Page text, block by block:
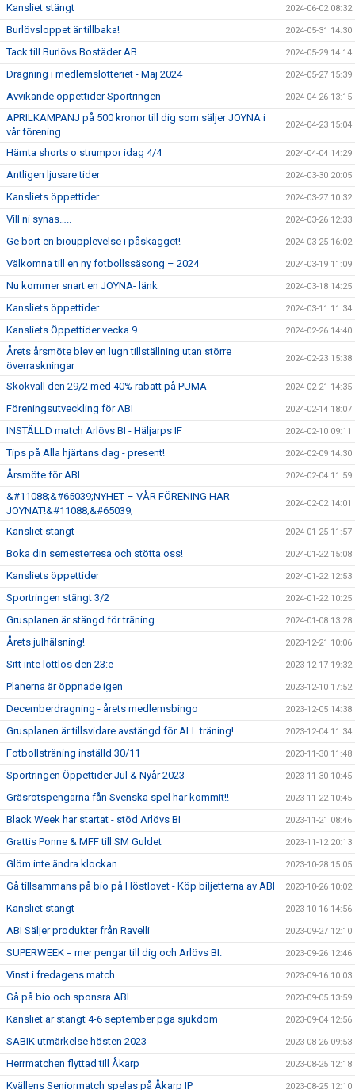
Kansliet stängt 2024-06-02 08:32
Burlövsloppet är tillbaka! 2024-05-31 14:30
Tack till Burlövs Bostäder AB 2024-05-29 14:14
Dragning i medlemslotteriet - Maj 2024 2024-05-27 15:39
Avvikande öppettider Sportringen 2024-04-26 13:15
APRILKAMPANJ på 500 kronor till dig som säljer JOYNA i
vår förening
2024-04-23 15:04
Hämta shorts o strumpor idag 4/4 2024-04-04 14:29
Äntligen ljusare tider 2024-03-30 20:05
Kansliets öppettider 2024-03-27 10:32
Vill ni synas….. 2024-03-26 12:33
Ge bort en bioupplevelse i påskägget! 2024-03-25 16:02
Välkomna till en ny fotbollssäsong – 2024 2024-03-19 11:09
Nu kommer snart en JOYNA- länk 2024-03-18 14:25
Kansliets öppettider 2024-03-11 11:34
Kansliets Öppettider vecka 9 2024-02-26 14:40
Årets årsmöte blev en lugn tillställning utan större
överraskningar
2024-02-23 15:38
Skokväll den 29/2 med 40% rabatt på PUMA 2024-02-21 14:35
Föreningsutveckling för ABI 2024-02-14 18:07
INSTÄLLD match Arlövs BI - Häljarps IF 2024-02-10 09:11
Tips på Alla hjärtans dag - present! 2024-02-09 14:30
Årsmöte för ABI 2024-02-04 11:59
&#11088;&#65039;NYHET – VÅR FÖRENING HAR
JOYNAT!&#11088;&#65039;
2024-02-02 14:01
Kansliet stängt 2024-01-25 11:57
Boka din semesterresa och stötta oss! 2024-01-22 15:08
Kansliets öppettider 2024-01-22 12:53
Sportringen stängt 3/2 2024-01-22 10:25
Grusplanen är stängd för träning 2024-01-08 13:28
Årets julhälsning! 2023-12-21 10:06
Sitt inte lottlös den 23:e 2023-12-17 19:32
Planerna är öppnade igen 2023-12-10 17:52
Decemberdragning - årets medlemsbingo 2023-12-05 14:38
Grusplanen är tillsvidare avstängd för ALL träning! 2023-12-04 11:34
Fotbollsträning inställd 30/11 2023-11-30 11:48
Sportringen Öppettider Jul & Nyår 2023 2023-11-30 10:45
Gräsrotspengarna fån Svenska spel har kommit!! 2023-11-22 10:45
Black Week har startat - stöd Arlövs BI 2023-11-21 08:46
Grattis Ponne & MFF till SM Guldet 2023-11-12 20:13
Glöm inte ändra klockan… 2023-10-28 15:05
Gå tillsammans på bio på Höstlovet - Köp biljetterna av ABI 2023-10-26 10:02
Kansliet stängt 2023-10-16 14:56
ABI Säljer produkter från Ravelli 2023-09-27 12:10
SUPERWEEK = mer pengar till dig och Arlövs BI. 2023-09-26 12:46
Vinst i fredagens match 2023-09-16 10:03
Gå på bio och sponsra ABI 2023-09-05 13:59
Kansliet är stängt 4-6 september pga sjukdom 2023-09-04 12:56
SABIK utmärkelse hösten 2023 2023-08-26 09:53
Herrmatchen flyttad till Åkarp 2023-08-25 12:18
Kvällens Seniormatch spelas på Åkarp IP 2023-08-25 12:10